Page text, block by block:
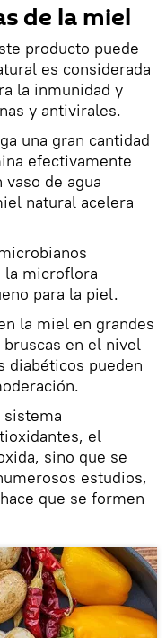
de la miel
producto puede
es considerada
la inmunidad y
y antivirales.
una gran cantidad
efectivamente
de agua
natural acelera
la microflora
para la piel.
la miel en grandes
en el nivel
diabéticos pueden
el
sino que se
estudios,
que se formen